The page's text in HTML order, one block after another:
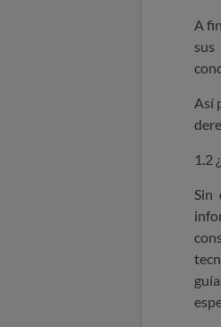
A
Así
1.2
Sin